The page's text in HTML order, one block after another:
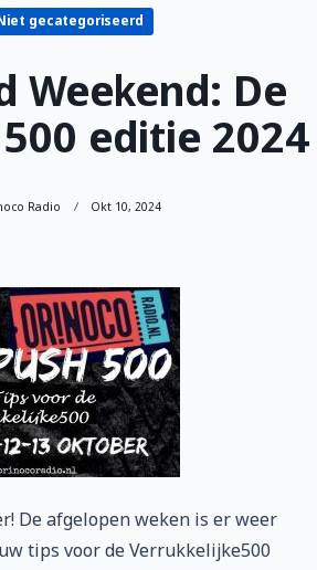
gecategoriseerd
Weekend: De
editie 2024
Radio Okt 10, 2024
De afgelopen weken is er weer
tips voor de Verrukkelijke500